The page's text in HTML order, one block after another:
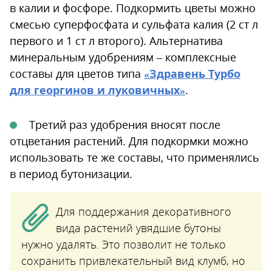
в калии и фосфоре. Подкормить цветы можно
смесью суперфосфата и сульфата калия (2 ст л
первого и 1 ст л второго). Альтернатива
минеральным удобрениям – комплексные
составы для цветов типа «Здравень Турбо
для георгинов и луковичных».
Третий раз удобрения вносят после
отцветания растений. Для подкормки можно
использовать те же составы, что применялись
в период бутонизации.
Для поддержания декоративного
вида растений увядшие бутоны
нужно удалять. Это позволит не только
сохранить привлекательный вид клумб, но